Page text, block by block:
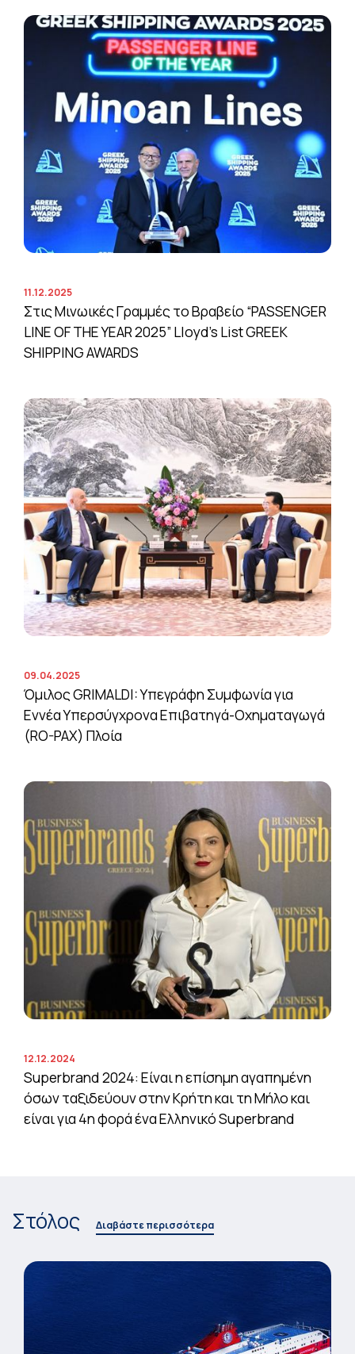
11.12.2025
Στις Μινωικές Γραμμές το Βραβείο “PASSENGER
LINE OF THE YEAR 2025” Lloyd’s List GREEK
SHIPPING AWARDS
09.04.2025
Όμιλος GRIMALDI: Υπεγράφη Συμφωνία για
Εννέα Υπερσύγχρονα Επιβατηγά-Οχηματαγωγά
(RO-PAX) Πλοία
12.12.2024
Superbrand 2024: Είναι η επίσημη αγαπημένη
όσων ταξιδεύουν στην Κρήτη και τη Μήλο και
είναι για 4η φορά ένα Ελληνικό Superbrand
Στόλος Διαβάστε περισσότερα